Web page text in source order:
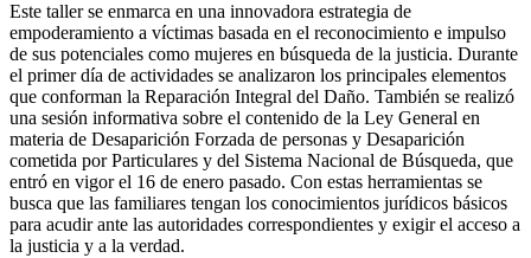
Este taller se enmarca en una innovadora estrategia de
empoderamiento a víctimas basada en el reconocimiento e impulso
de sus potenciales como mujeres en búsqueda de la justicia. Durante
el primer día de actividades se analizaron los principales elementos
que conforman la Reparación Integral del Daño. También se realizó
una sesión informativa sobre el contenido de la Ley General en
materia de Desaparición Forzada de personas y Desaparición
cometida por Particulares y del Sistema Nacional de Búsqueda, que
entró en vigor el 16 de enero pasado. Con estas herramientas se
busca que las familiares tengan los conocimientos jurídicos básicos
para acudir ante las autoridades correspondientes y exigir el acceso a
la justicia y a la verdad.